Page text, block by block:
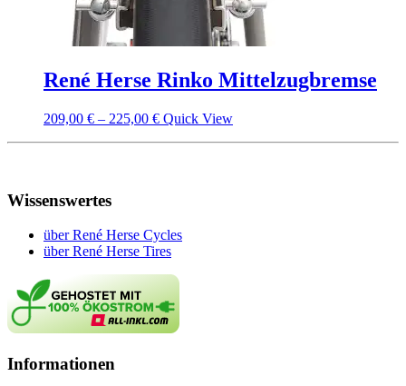
René Herse Rinko Mittelzugbremse
209,00 € – 225,00 € Quick View
Wissenswertes
über René Herse Cycles
über René Herse Tires
Informationen